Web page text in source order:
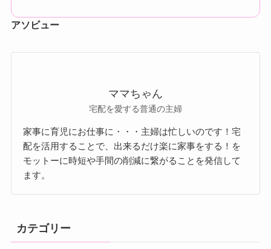
アソビュー
ママちゃん
宅配を愛する普通の主婦
家事に育児にお仕事に・・・主婦は忙しいのです！宅
配を活用することで、出来るだけ楽に家事をする！を
モットーに時短や手間の削減に繋がることを発信して
ます。
カテゴリー